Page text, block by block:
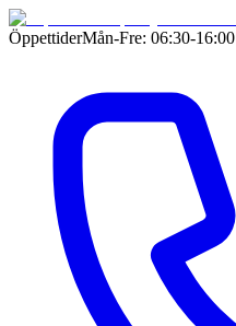
ÖppettiderMån-Fre: 06:30-16:00